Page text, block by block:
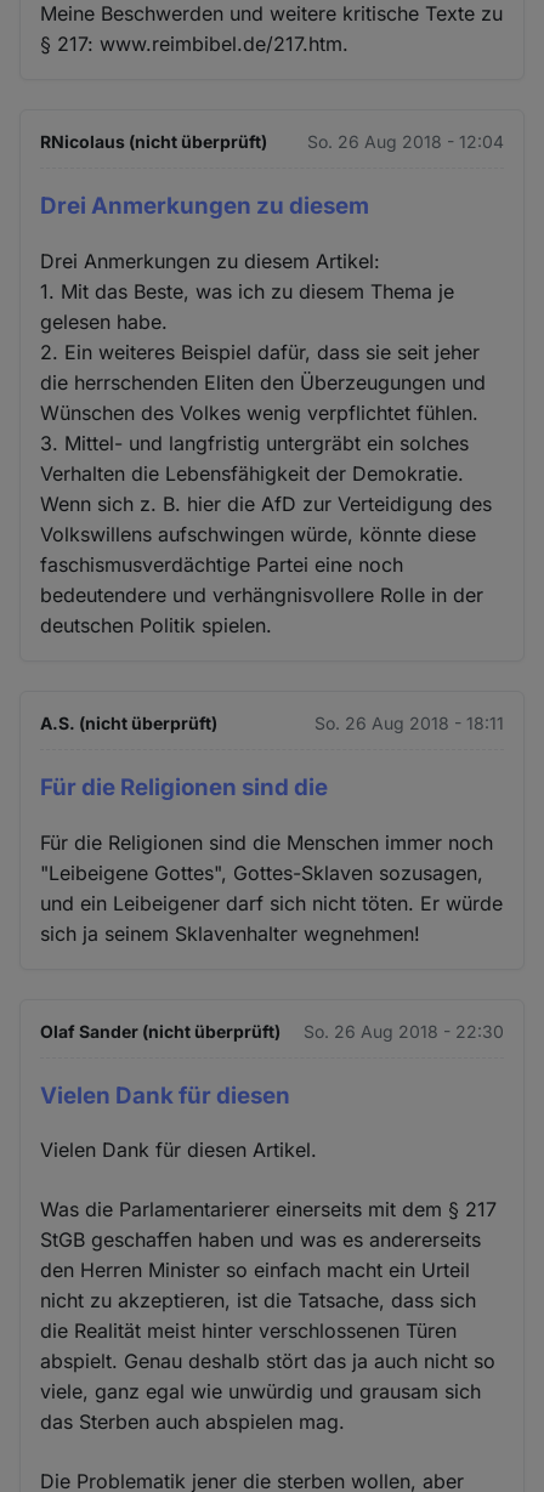
Meine Beschwerden und weitere kritische Texte zu
§ 217: www.reimbibel.de/217.htm.
RNicolaus (nicht überprüft) So. 26 Aug 2018 - 12:04
Drei Anmerkungen zu diesem
Drei Anmerkungen zu diesem Artikel:
1. Mit das Beste, was ich zu diesem Thema je
gelesen habe.
2. Ein weiteres Beispiel dafür, dass sie seit jeher
die herrschenden Eliten den Überzeugungen und
Wünschen des Volkes wenig verpflichtet fühlen.
3. Mittel- und langfristig untergräbt ein solches
Verhalten die Lebensfähigkeit der Demokratie.
Wenn sich z. B. hier die AfD zur Verteidigung des
Volkswillens aufschwingen würde, könnte diese
faschismusverdächtige Partei eine noch
bedeutendere und verhängnisvollere Rolle in der
deutschen Politik spielen.
A.S. (nicht überprüft) So. 26 Aug 2018 - 18:11
Für die Religionen sind die
Für die Religionen sind die Menschen immer noch
"Leibeigene Gottes", Gottes-Sklaven sozusagen,
und ein Leibeigener darf sich nicht töten. Er würde
sich ja seinem Sklavenhalter wegnehmen!
Olaf Sander (nicht überprüft) So. 26 Aug 2018 - 22:30
Vielen Dank für diesen
Vielen Dank für diesen Artikel.
Was die Parlamentarierer einerseits mit dem § 217
StGB geschaffen haben und was es andererseits
den Herren Minister so einfach macht ein Urteil
nicht zu akzeptieren, ist die Tatsache, dass sich
die Realität meist hinter verschlossenen Türen
abspielt. Genau deshalb stört das ja auch nicht so
viele, ganz egal wie unwürdig und grausam sich
das Sterben auch abspielen mag.
Die Problematik jener die sterben wollen, aber